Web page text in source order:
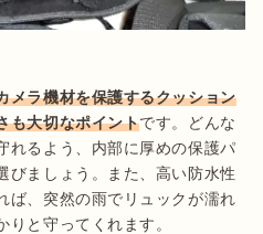
メラ機材を保護するクッション
も大切なポイントです。どんな
れるよう、内部に厚めの保護パ
びましょう。また、高い防水性
ば、突然の雨でリュックが濡れ
と守ってくれます。